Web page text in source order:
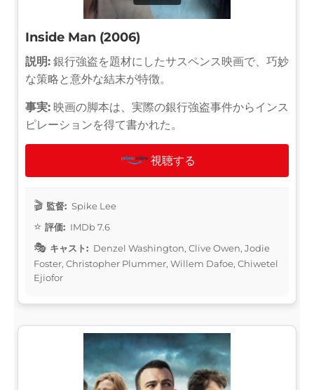
Inside Man (2006)
説明: 銀行強盗を題材にしたサスペンス映画で、巧妙
な策略と意外な結末が特徴。
事実: 映画の脚本は、実際の銀行強盗事件からインス
ピレーションを得て書かれた。
視聴する
監督: Spike Lee
評価: IMDb 7.6
キャスト: Denzel Washington, Clive Owen, Jodie
Foster, Christopher Plummer, Willem Dafoe, Chiwetel
Ejiofor